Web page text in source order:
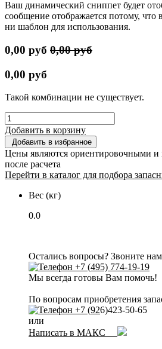
Ваш динамический сниппет будет
сообщение отображается потому, что
ни шаблон для использования.
0,00 руб 0,00руб
0,00 руб
Такой комбинации не существует.
Добавить в корзину
Добавить в избранное
Цены являются ориентировочными и
после расчета
Перейти в каталог для подбора
Вес (кг)
0.0
Остались вопросы? Звоните
+7 (495) 774-19-19
Мы всегда готовы Вам помочь!
По вопросам приобретения
+7 (926)423-50-65
или
Написать в МАКС